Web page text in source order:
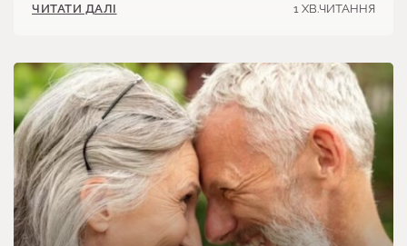
ЧИТАТИ ДАЛІ 1 ХВ.ЧИТАННЯ